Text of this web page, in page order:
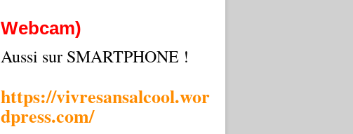
Webcam)
Aussi sur SMARTPHONE !
https://vivresansalcool.wor
dpress.com/